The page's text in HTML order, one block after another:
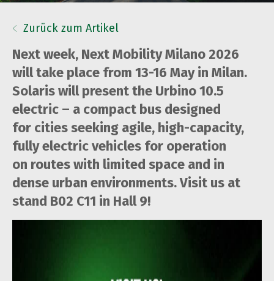
Zurück zum Artikel
Next week, Next Mobility Milano 2026
will take place from 13-16 May in Milan.
Solaris will present the Urbino 10.5
electric – a compact bus designed
for cities seeking agile, high-capacity,
fully electric vehicles for operation
on routes with limited space and in
dense urban environments. Visit us at
stand B02 C11 in Hall 9!